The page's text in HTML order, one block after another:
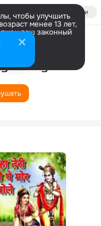
Войти
чтобы улучшить
менее 13 лет,
ваш законный
Punny